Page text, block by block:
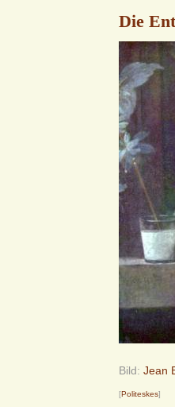
Die
Bild: Jean
[Politeskes]